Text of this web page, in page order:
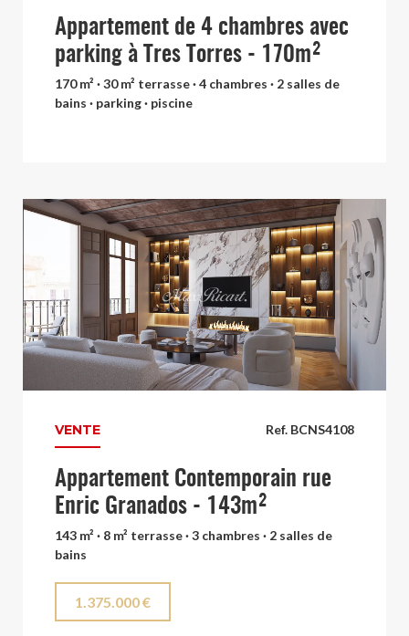
Appartement de 4 chambres avec
parking à Tres Torres - 170m²
170 m² · 30 m² terrasse · 4 chambres · 2 salles de
bains · parking · piscine
Ref. BCNS4108
VENTE
Appartement Contemporain rue
Enric Granados - 143m²
143 m² · 8 m² terrasse · 3 chambres · 2 salles de
bains
1.375.000 €